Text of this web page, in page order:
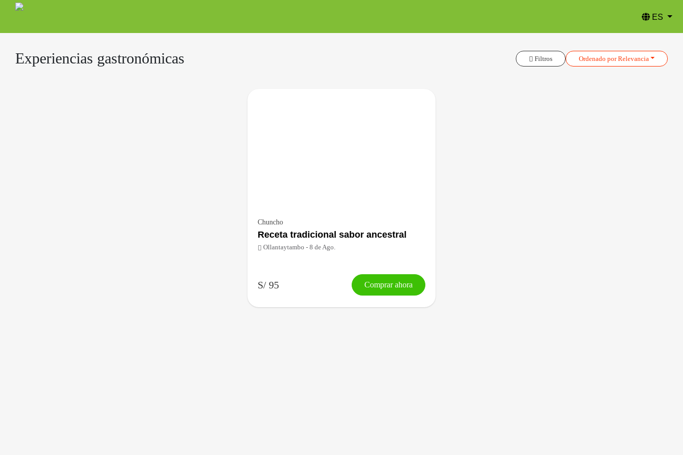
ES
Experiencias gastronómicas Filtros Ordenado por Relevancia
Chuncho
Receta tradicional sabor ancestral
Ollantaytambo - 8 de Ago.
S/ 95 Comprar ahora